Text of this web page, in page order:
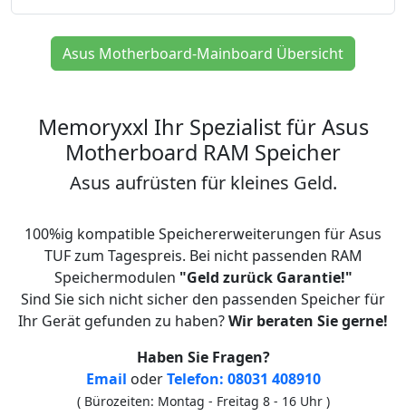
Asus Motherboard-Mainboard Übersicht
Memoryxxl Ihr Spezialist für Asus
Motherboard RAM Speicher
Asus aufrüsten für kleines Geld.
100%ig kompatible Speichererweiterungen für Asus
TUF zum Tagespreis. Bei nicht passenden RAM
Speichermodulen "Geld zurück Garantie!"
Sind Sie sich nicht sicher den passenden Speicher für
Ihr Gerät gefunden zu haben?Wir beraten Sie gerne!
Haben Sie Fragen?
Email oderTelefon: 08031 408910
( Bürozeiten: Montag - Freitag 8 - 16 Uhr )